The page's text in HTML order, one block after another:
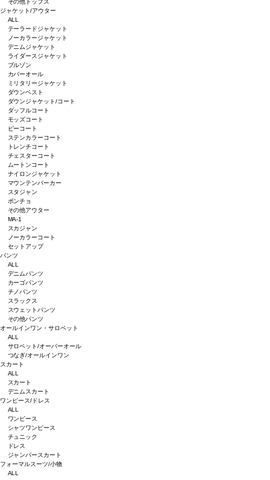
その他トップス
ジャケット/アウター
ALL
テーラードジャケット
ノーカラージャケット
デニムジャケット
ライダースジャケット
ブルゾン
カバーオール
ミリタリージャケット
ダウンベスト
ダウンジャケット/コート
ダッフルコート
モッズコート
ピーコート
ステンカラーコート
トレンチコート
チェスターコート
ムートンコート
ナイロンジャケット
マウンテンパーカー
スタジャン
ポンチョ
その他アウター
MA-1
スカジャン
ノーカラーコート
セットアップ
パンツ
ALL
デニムパンツ
カーゴパンツ
チノパンツ
スラックス
スウェットパンツ
その他パンツ
オールインワン・サロペット
ALL
サロペット/オーバーオール
つなぎ/オールインワン
スカート
ALL
スカート
デニムスカート
ワンピース/ドレス
ALL
ワンピース
シャツワンピース
チュニック
ドレス
ジャンパースカート
フォーマルスーツ/小物
ALL